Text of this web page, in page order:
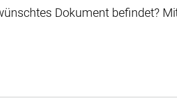
Dokument befindet?